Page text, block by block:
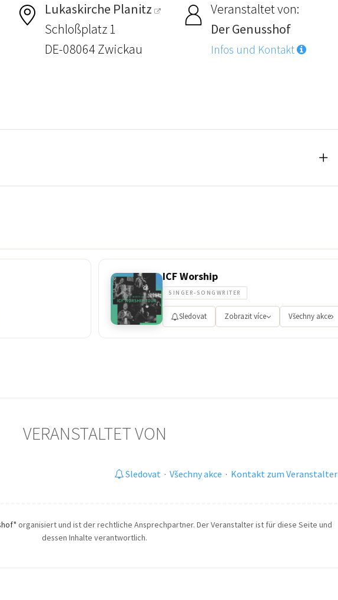
Lukaskirche Planitz
Schloßplatz 1
DE-08064 Zwickau
Veranstaltet von:
Der Genusshof
Infos und Kontakt
ICF Worship
SINGER-SONGWRITER
Sledovat Zobrazit více Všechny akce
VERANSTALTET VON
Sledovat · Všechny akce · Kontakt zum Veranstalter
organisiert und ist der rechtliche Ansprechpartner. Der Veranstalter ist für diese Seite und
dessen Inhalte verantwortlich.